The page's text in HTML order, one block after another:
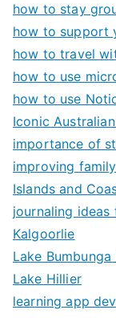
how to stay
how to support
how to travel
how to use
how to use
Iconic
importance of
improving
Islands and
journaling
Kalgoorlie
Lake Bumbunga
Lake Hillier
learning app